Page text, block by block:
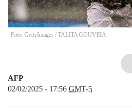
Foto: GettyImages / TALITA GOUVEIA
AFP
02/02/2025 - 17:56 GMT-5